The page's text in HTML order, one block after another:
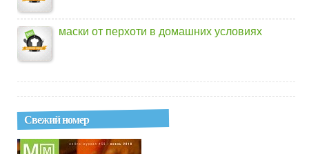
маски от перхоти в домашних условиях
Свежий номер